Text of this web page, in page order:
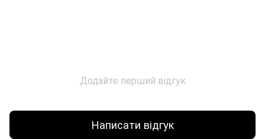
Додайте перший відгук
Написати відгук